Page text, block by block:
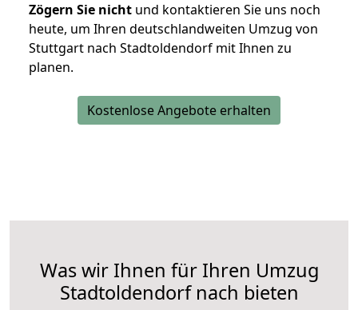
Zögern Sie nicht und kontaktieren Sie uns noch
heute, um Ihren deutschlandweiten Umzug von
Stuttgart nach Stadtoldendorf mit Ihnen zu
planen.
Kostenlose Angebote erhalten
Was wir Ihnen für Ihren Umzug
Stadtoldendorf nach bieten